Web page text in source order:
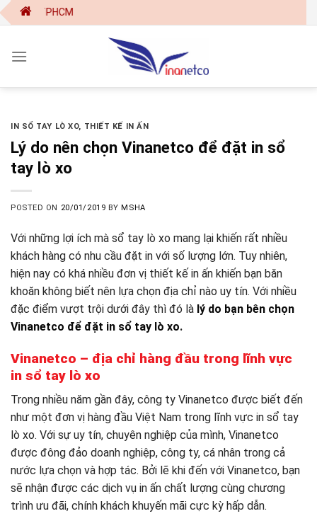
Skip
to
TPHCM
IN SỔ TAY LÒ XO, THIẾT KẾ IN ẤN
Lý do nên chọn Vinanetco để đặt in sổ
tay lò xo
POSTED ON 20/01/2019 BYMSHA
Với những lợi ích mà sổ tay lò xo mang lại khiến rất nhiều
khách hàng có nhu cầu đặt in với số lượng lớn. Tuy nhiên,
hiện nay có khá nhiều đơn vị thiết kế in ấn khiến bạn băn
khoăn không biết nên lựa chọn địa chỉ nào uy tín. Với nhiều
đặc điểm vượt trội dưới đây thì đó là lý do bạn bên chọn
Vinanetco để đặt in sổ tay lò xo.
Vinanetco – địa chỉ hàng đầu trong lĩnh vực
in sổ tay lò xo
Trong nhiều năm gần đây, công ty Vinanetco được biết đến
như một đơn vị hàng đầu Việt Nam trong lĩnh vực in sổ tay
lò xo. Với sự uy tín, chuyên nghiệp của mình, Vinanetco
được đông đảo doanh nghiệp, công ty, cá nhân trong cả
nước lựa chọn và hợp tác. Bởi lẽ khi đến với Vinanetco, bạn
sẽ nhận được các dịch vụ in ấn chất lượng cùng chương
trình ưu đãi, chính khách khuyến mãi cực kỳ hấp dẫn.